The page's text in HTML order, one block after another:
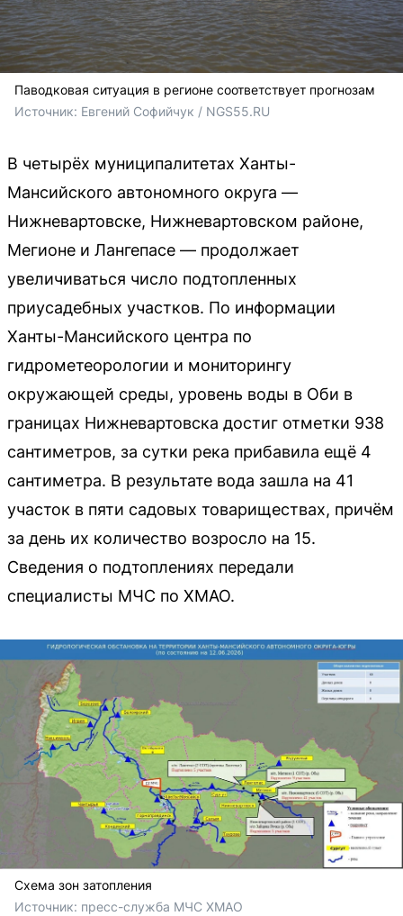
Паводковая ситуация в регионе соответствует прогнозам
Источник: Евгений Софийчук / NGS55.RU
В четырёх муниципалитетах Ханты-
Мансийского автономного округа —
Нижневартовске, Нижневартовском районе,
Мегионе и Лангепасе — продолжает
увеличиваться число подтопленных
приусадебных участков. По информации
Ханты-Мансийского центра по
гидрометеорологии и мониторингу
окружающей среды, уровень воды в Оби в
границах Нижневартовска достиг отметки 938
сантиметров, за сутки река прибавила ещё 4
сантиметра. В результате вода зашла на 41
участок в пяти садовых товариществах, причём
за день их количество возросло на 15.
Сведения о подтоплениях передали
специалисты МЧС по ХМАО.
Схема зон затопления
Источник: пресс-служба МЧС ХМАО